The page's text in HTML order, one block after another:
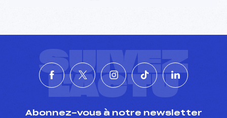
SUIVEZ
L'ACTU
Abonnez-vous à notre newsletter